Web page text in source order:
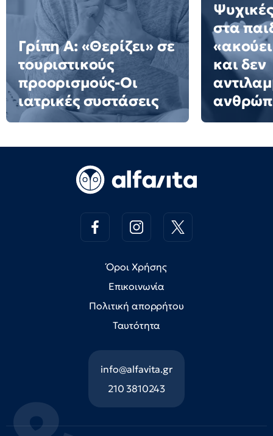
Γρίπη Α: «Θερίζει» σε
τουριστικούς
προορισμούς-Οι
ιατρικές συστάσεις
στα
και δεν
Όροι Χρήσης
Επικοινωνία
Πολιτική απορρήτου
Ταυτότητα
info@alfavita.gr
210 3810243